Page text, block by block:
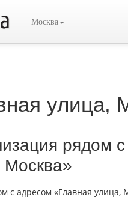
Москва
улица,
рядом
Москва»